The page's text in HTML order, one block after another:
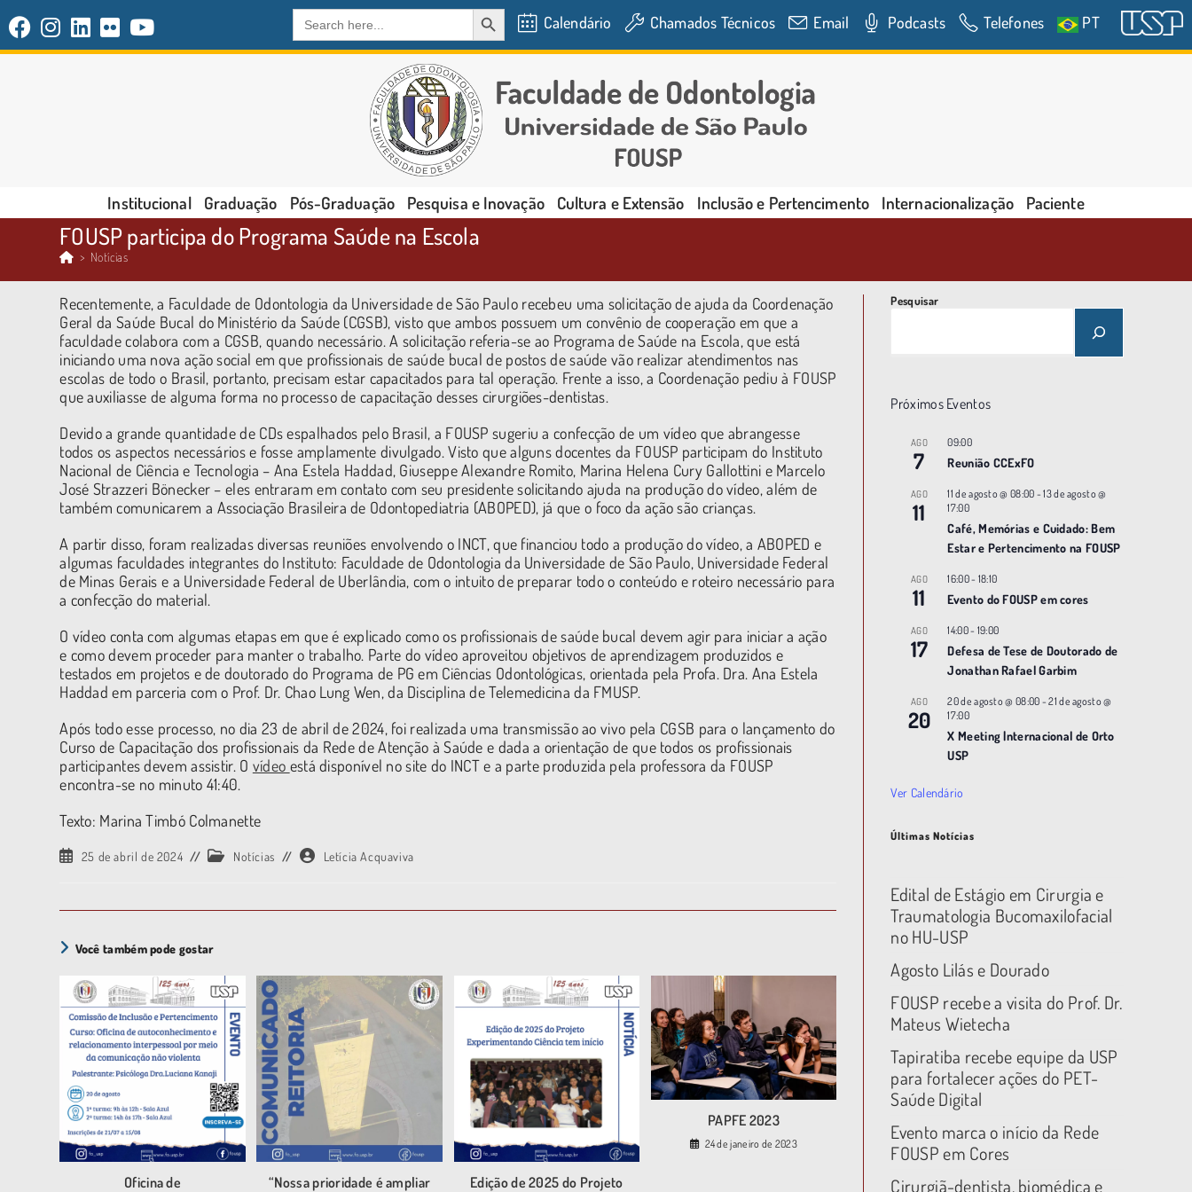
Search
for:
SEARCH BUTTON
Calendário Chamados Técnicos Email Podcasts Telefones PT
Institucional Graduação Pós-Graduação Pesquisa e Inovação Cultura e Extensão Inclusão e Pertencimento Internacionalização Paciente
FOUSP participa do Programa Saúde na Escola
> Notícias
Recentemente, a Faculdade de Odontologia da Universidade de São Paulo recebeu uma solicitação de ajuda da Coordenação
Geral da Saúde Bucal do Ministério da Saúde (CGSB), visto que ambos possuem um convênio de cooperação em que a
faculdade colabora com a CGSB, quando necessário. A solicitação referia-se ao Programa de Saúde na Escola, que está
iniciando uma nova ação social em que profissionais de saúde bucal de postos de saúde vão realizar atendimentos nas
escolas de todo o Brasil, portanto, precisam estar capacitados para tal operação. Frente a isso, a Coordenação pediu à FOUSP
que auxiliasse de alguma forma no processo de capacitação desses cirurgiões-dentistas.
Devido a grande quantidade de CDs espalhados pelo Brasil, a FOUSP sugeriu a confecção de um vídeo que abrangesse
todos os aspectos necessários e fosse amplamente divulgado. Visto que alguns docentes da FOUSP participam do Instituto
Nacional de Ciência e Tecnologia – Ana Estela Haddad, Giuseppe Alexandre Romito, Marina Helena Cury Gallottini e Marcelo
José Strazzeri Bönecker – eles entraram em contato com seu presidente solicitando ajuda na produção do vídeo, além de
também comunicarem a Associação Brasileira de Odontopediatria (ABOPED), já que o foco da ação são crianças.
A partir disso, foram realizadas diversas reuniões envolvendo o INCT, que financiou todo a produção do vídeo, a ABOPED e
algumas faculdades integrantes do Instituto: Faculdade de Odontologia da Universidade de São Paulo, Universidade Federal
de Minas Gerais e a Universidade Federal de Uberlândia, com o intuito de preparar todo o conteúdo e roteiro necessário para
a confecção do material.
O vídeo conta com algumas etapas em que é explicado como os profissionais de saúde bucal devem agir para iniciar a ação
e como devem proceder para manter o trabalho. Parte do vídeo aproveitou objetivos de aprendizagem produzidos e
testados em projetos e de doutorado do Programa de PG em Ciências Odontológicas, orientada pela Profa. Dra. Ana Estela
Haddad em parceria com o Prof. Dr. Chao Lung Wen, da Disciplina de Telemedicina da FMUSP.
Após todo esse processo, no dia 23 de abril de 2024, foi realizada uma transmissão ao vivo pela CGSB para o lançamento do
Curso de Capacitação dos profissionais da Rede de Atenção à Saúde e dada a orientação de que todos os profissionais
participantes devem assistir. O vídeo está disponível no site do INCT e a parte produzida pela professora da FOUSP
encontra-se no minuto 41:40.
Texto: Marina Timbó Colmanette
25 de abril de 2024 Notícias Letícia Acquaviva
Você também pode gostar
Oficina de “Nossa prioridade é ampliar Edição de 2025 do Projeto
PAPFE 2023
24 de janeiro de 2023
Pesquisar
Próximos Eventos
AGO
7
09:00
Reunião CCExFO
AGO
11
11 de agosto @ 08:00 -13 de agosto @
17:00
Café, Memórias e Cuidado: Bem
Estar e Pertencimento na FOUSP
AGO
11
16:00- 18:10
Evento do FOUSP em cores
AGO
17
14:00- 19:00
Defesa de Tese de Doutorado de
Jonathan Rafael Garbim
AGO
20
20 de agosto @ 08:00 -21 de agosto @
17:00
X Meeting |nternacional de Orto
USP
Ver Calendário
Últimas Notícias
Edital de Estágio em Cirurgia e
Traumatologia Bucomaxilofacial
no HU-USP
Agosto Lilás e Dourado
FOUSP recebe a visita do Prof. Dr.
Mateus Wietecha
Tapiratiba recebe equipe da USP
para fortalecer ações do PET-
Saúde Digital
Evento marca o início da Rede
FOUSP em Cores
Cirurgiã-dentista, biomédica e